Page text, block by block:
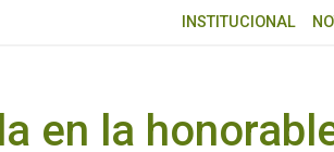
INSTITUCIONAL
en la